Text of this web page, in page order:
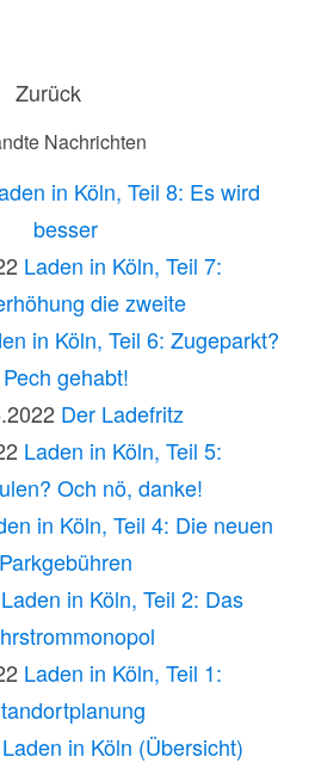
Zurück
Nachrichten
in Köln, Teil 8: Es wird
besser
Laden in Köln, Teil 7:
die zweite
in Köln, Teil 6: Zugeparkt?
Pech gehabt!
Der Ladefritz
Laden in Köln, Teil 5:
Och nö, danke!
in Köln, Teil 4: Die neuen
Parkgebühren
Laden in Köln, Teil 2: Das
Laden in Köln, Teil 1:
Laden in Köln (Übersicht)